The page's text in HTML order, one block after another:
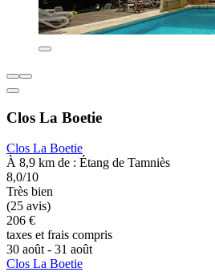
Clos La Boetie
Clos La Boetie
À 8,9 km de : Étang de Tamniès
8,0/10
Très bien
(25 avis)
206 €
taxes et frais compris
30 août - 31 août
Clos La Boetie